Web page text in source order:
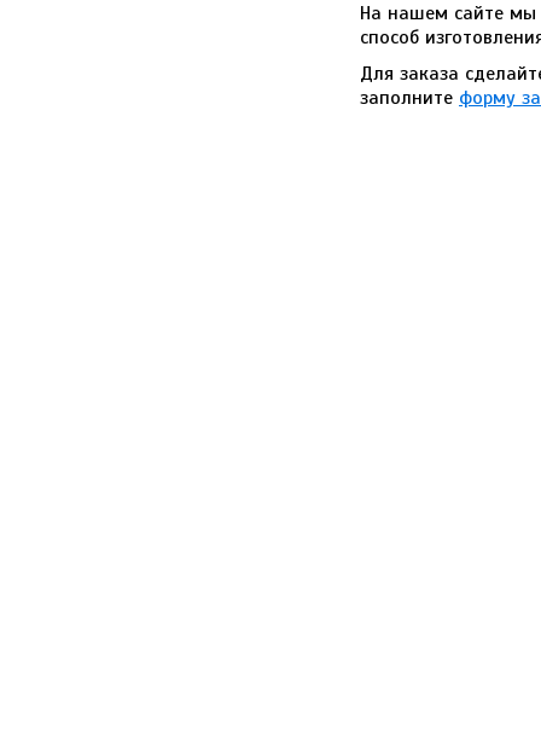
На нашем сайте мы
способ
Для заказа
заполните форму